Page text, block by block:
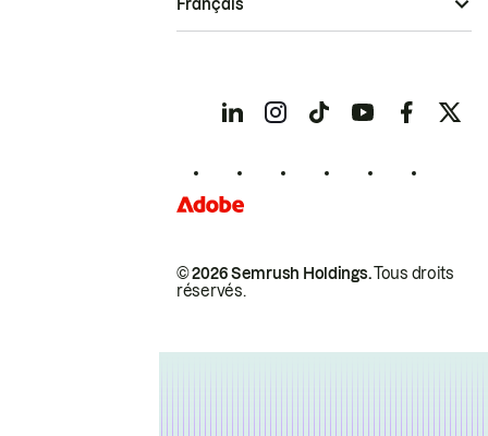
© 2026 Semrush Holdings.Tous droits
réservés.
Français